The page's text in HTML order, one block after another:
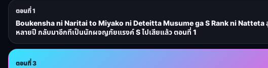
ตอนที่ 1
Boukensha ni Naritai to Miyako ni Deteitta Musume ga S Rank ni Natteta ลู
หลายปี กลับมาอีกทีเป็นนักผจญภัยแรงค์ S ไปเสียแล้ว ตอนที่ 1
ตอนที่ 3